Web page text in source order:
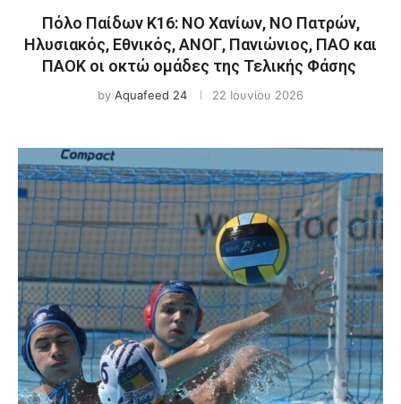
Πόλο Παίδων Κ16: ΝΟ Χανίων, ΝΟ Πατρών,
Ηλυσιακός, Εθνικός, ΑΝΟΓ, Πανιώνιος, ΠΑΟ και
ΠΑΟΚ οι οκτώ ομάδες της Τελικής Φάσης
by Aquafeed 24 22 Ιουνίου 2026